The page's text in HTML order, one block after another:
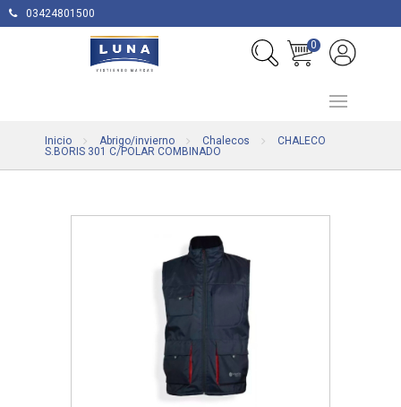
03424801500
0
Inicio Abrigo/invierno Chalecos
CHALECO
S.BORIS 301 C/POLAR COMBINADO